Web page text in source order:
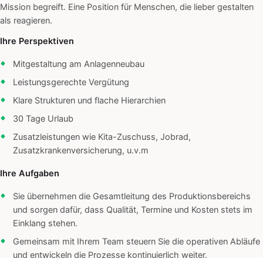
Mission begreift. Eine Position für Menschen, die lieber gestalten
als reagieren.
Ihre Perspektiven
Mitgestaltung am Anlagenneubau
Leistungsgerechte Vergütung
Klare Strukturen und flache Hierarchien
30 Tage Urlaub
Zusatzleistungen wie Kita-Zuschuss, Jobrad,
Zusatzkrankenversicherung, u.v.m
Ihre Aufgaben
Sie übernehmen die Gesamtleitung des Produktionsbereichs
und sorgen dafür, dass Qualität, Termine und Kosten stets im
Einklang stehen.
Gemeinsam mit Ihrem Team steuern Sie die operativen Abläufe
und entwickeln die Prozesse kontinuierlich weiter.